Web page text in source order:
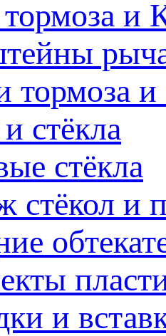
и
тормоза и
стёкла
стёкла
стёкол и
и